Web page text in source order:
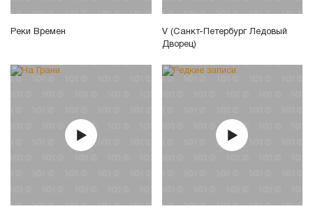
Реки Времен
V (Санкт-Петербург Ледовый
Дворец)